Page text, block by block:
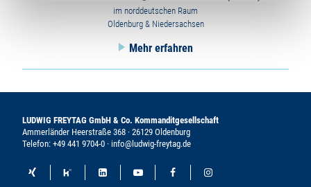
im norddeutschen Raum
Oldenburg & Niedersachsen
Mehr erfahren
LUDWIG FREYTAG GmbH & Co. Kommanditgesellschaft
Ammerländer Heerstraße 368 · 26129 Oldenburg
Telefon: +49 441 9704-0 · info@ludwig-freytag.de